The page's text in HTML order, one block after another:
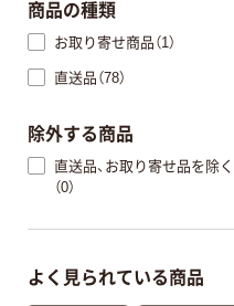
商品の種類
お取り寄せ商品（1）
直送品（78）
除外する商品
直送品、お取り寄せ品を除く
（0）
よく見られている商品